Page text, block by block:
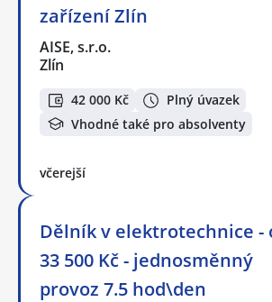
zařízení Zlín
AISE, s.r.o.
Zlín
42 000 Kč
Plný úvazek
Vhodné také pro absolventy
včerejší
Dělník v elektrotechnice -
33 500 Kč - jednosměnný
provoz 7.5 hod\den